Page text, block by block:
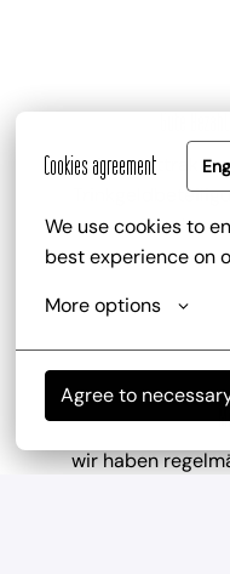
Cookies agreement
We use cookies to
best experience on
More options
Agree to
zu deinem
wir haben